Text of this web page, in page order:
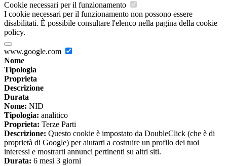
Cookie necessari per il funzionamento
I cookie necessari per il funzionamento non possono essere
disabilitati. È possibile consultare l'elenco nella pagina della cookie
policy.
www.google.com
Nome
Tipologia
Proprieta
Descrizione
Durata
Nome: NID
Tipologia: analitico
Proprieta: Terze Parti
Descrizione: Questo cookie è impostato da DoubleClick (che è di
proprietà di Google) per aiutarti a costruire un profilo dei tuoi
interessi e mostrarti annunci pertinenti su altri siti.
Durata: 6 mesi 3 giorni